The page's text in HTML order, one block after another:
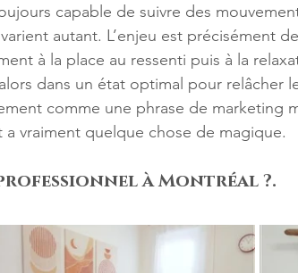
capable de suivre des
autant. L’enjeu est précisément
à la place au ressenti puis à la
dans un état optimal pour relâcher
comme une phrase de marketing
vraiment quelque chose de magique.
à Montréal ?.